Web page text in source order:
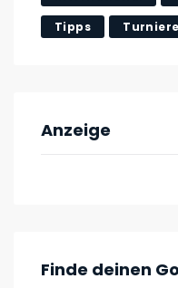
Tipps Turniere
Anzeige
Finde deinen